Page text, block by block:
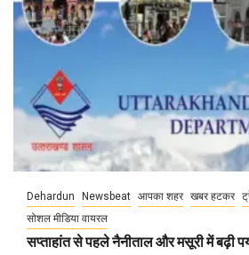
Dehardun Newsbeat आपका शहर खबर हटकर
सोशल मीडिया वायरल
सप्ताहांत से पहले नैनीताल और मसूरी में बढ़ी